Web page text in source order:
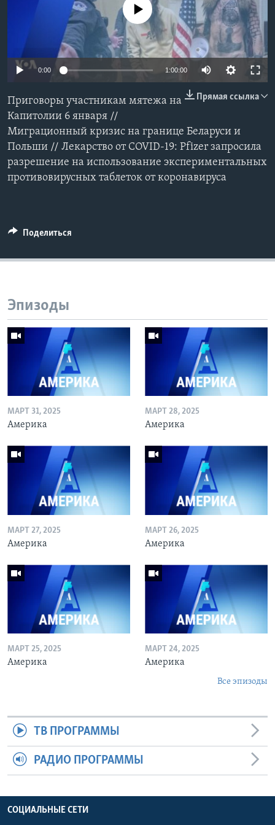
Learning English
СОЦИАЛЬНЫЕ СЕТИ
Языки
No media source currently available
0:00 1:00:00
Прямая ссылка
Приговоры участникам мятежа на
Капитолии 6 января //
Миграционный кризис на границе Беларуси и
Польши // Лекарство от COVID-19: Pfizer запросила
разрешение на использование экспериментальных
противовирусных таблеток от коронавируса
Поделиться
Эпизоды
МАРТ 31, 2025
Америка
МАРТ 28, 2025
Америка
МАРТ 27, 2025
Америка
МАРТ 26, 2025
Америка
МАРТ 25, 2025
Америка
МАРТ 24, 2025
Америка
Все эпизоды
ТВ ПРОГРАММЫ
РАДИО ПРОГРАММЫ
СОЦИАЛЬНЫЕ СЕТИ